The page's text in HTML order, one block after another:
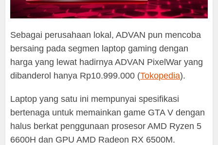
Sebagai perusahaan lokal, ADVAN pun mencoba
bersaing pada segmen laptop gaming dengan
harga yang lewat hadirnya ADVAN PixelWar yang
dibanderol hanya Rp10.999.000 (Tokopedia).
Laptop yang satu ini mempunyai spesifikasi
bertenaga untuk memainkan game GTA V dengan
halus berkat penggunaan prosesor AMD Ryzen 5
6600H dan GPU AMD Radeon RX 6500M.